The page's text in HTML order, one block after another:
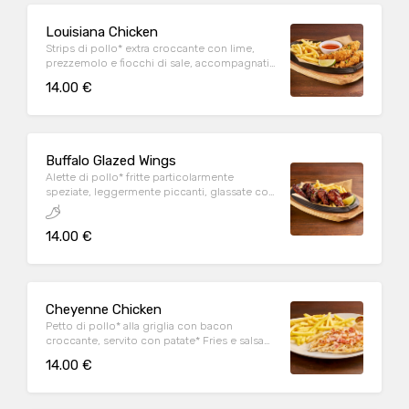
Louisiana Chicken
Strips di pollo* extra croccante con lime,
prezzemolo e fiocchi di sale, accompagnati
14.00 €
Buffalo Glazed Wings
Alette di pollo* fritte particolarmente
speziate, leggermente piccanti, glassate con
Korean sauce, sesamo tostato, prezzemolo,
lime e servite con patate* Fries
14.00 €
Cheyenne Chicken
Petto di pollo* alla griglia con bacon
croccante, servito con patate* Fries e salsa
14.00 €